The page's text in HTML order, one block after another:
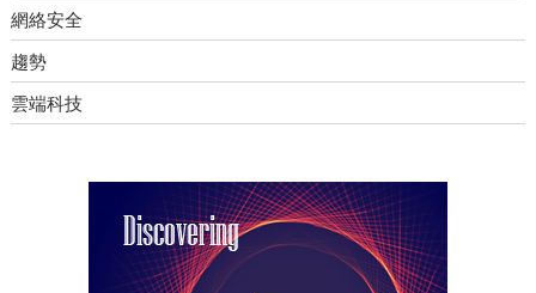
網絡安全
趨勢
雲端科技